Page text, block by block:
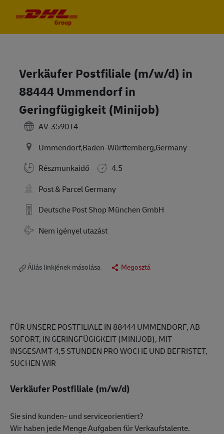
Verkäufer Postfiliale (m/w/d) in
88444 Ummendorf in
Geringfügigkeit (Minijob)
AV-359014
Ummendorf,Baden-Württemberg,Germany
Részmunkaidő
4.5
Post & Parcel Germany
Deutsche Post Shop München GmbH
Travel Required
Nem igényel utazást
Állás linkjének másolása Megosztá
FÜR UNSERE POSTFILIALE IN 88444 UMMENDORF, AB
SOFORT, IN GERINGFÜGIGKEIT (MINIJOB), MIT
INSGESAMT 4,5 STUNDEN PRO WOCHE UND BEFRISTET,
SUCHEN WIR
Verkäufer Postfiliale (m/w/d)
Sie sind kunden- und serviceorientiert?
Wir haben jede Menge Aufgaben für Verkaufstalente.